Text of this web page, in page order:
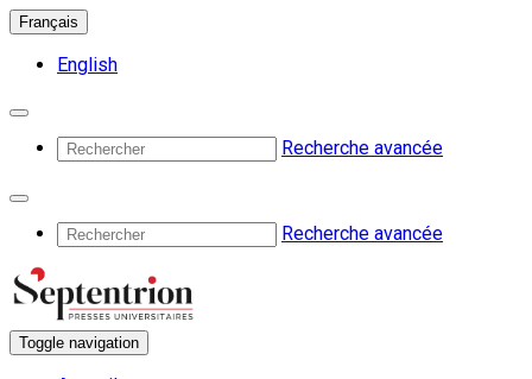
Français
English
Recherche avancée
Recherche avancée
Toggle navigation